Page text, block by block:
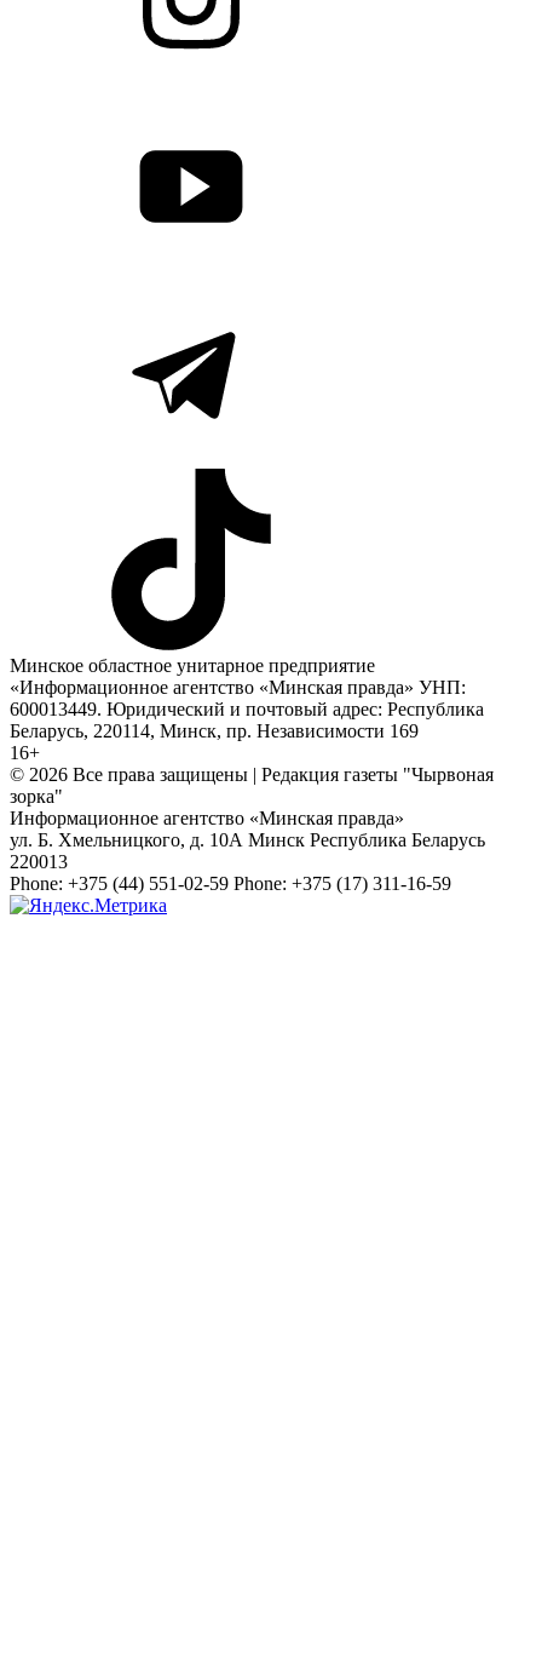
Минское областное унитарное предприятие
«Информационное агентство «Минская правда» УНП:
600013449. Юридический и почтовый адрес: Республика
Беларусь, 220114, Минск, пр. Независимости 169
16+
© 2026 Все права защищены | Редакция газеты "Чырвоная
зорка"
Информационное агентство «Минская правда»
ул. Б. Хмельницкого, д. 10А Минск Республика Беларусь
220013
Phone: +375 (44) 551-02-59 Phone: +375 (17) 311-16-59